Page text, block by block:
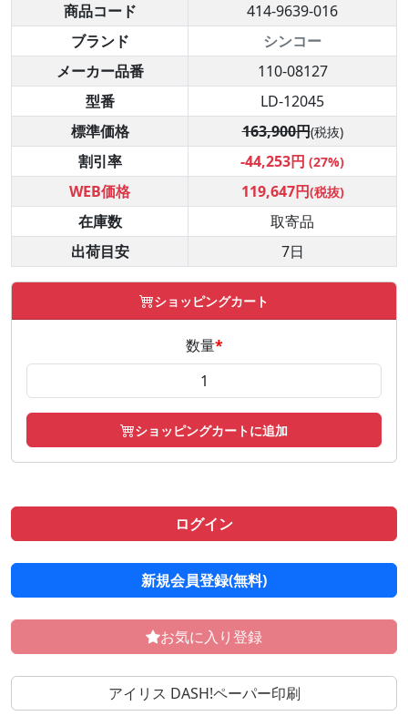
商品コード
414-9639-016
ブランド
シンコー
メーカー品番
110-08127
型番
LD-12045
標準価格
163,900円(税抜)
割引率 -44,253円 (27%)
WEB価格 119,647円(税抜)
在庫数
取寄品
出荷目安
7日
ショッピングカート
数量*
ショッピングカートに追加
ログイン
新規会員登録(無料)
お気に入り登録
アイリス DASH!ペーパー印刷